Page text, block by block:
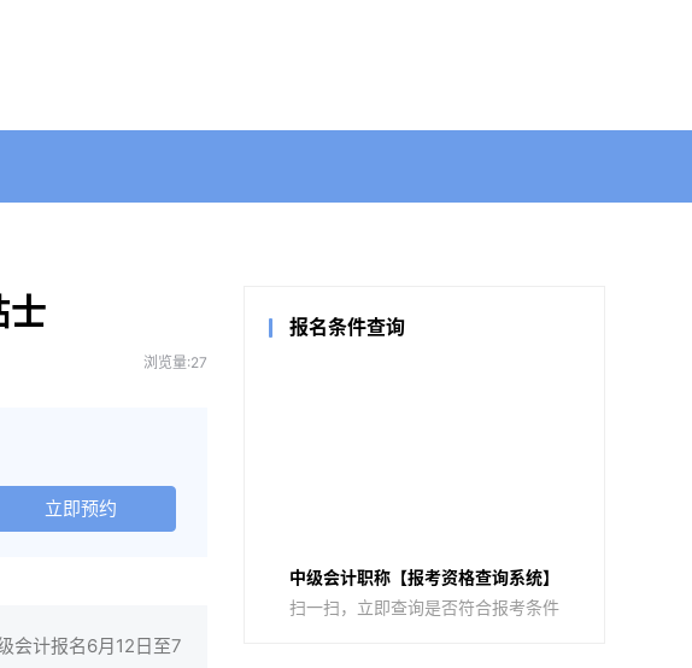
士
浏览量:27
立即预约
会计报名6月12日至7
报名条件查询
中级会计职称【报考资格查询系统】
扫一扫，立即查询是否符合报考条件